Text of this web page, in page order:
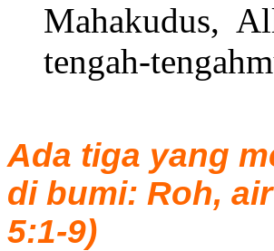
Mahakudus,
tengah-
Ada tiga yang
di bumi: Roh,
5:1-9)